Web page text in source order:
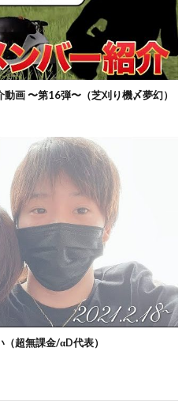
画 〜第16弾〜（芝刈り機〆夢幻）
超無課金/αD代表）